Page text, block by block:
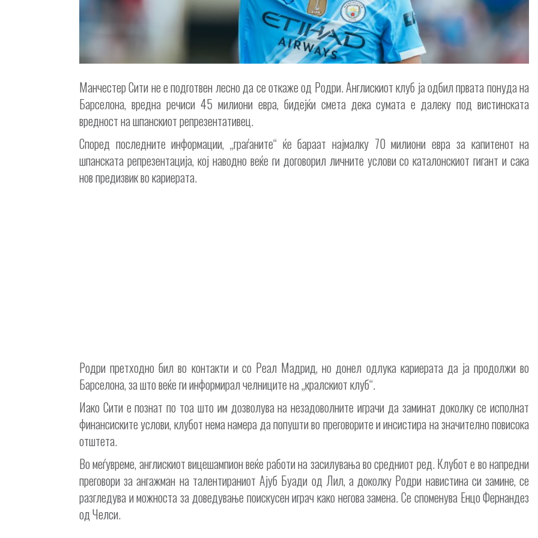
Манчестер Сити не е подготвен лесно да се откаже од Родри. Англискиот клуб ја одбил првата понуда на
Барселона, вредна речиси 45 милиони евра, бидејќи смета дека сумата е далеку под вистинската
вредност на шпанскиот репрезентативец.
Според последните информации, „граѓаните“ ќе бараат најмалку 70 милиони евра за капитенот на
шпанската репрезентација, кој наводно веќе ги договорил личните услови со каталонскиот гигант и сака
нов предизвик во кариерата.
Родри претходно бил во контакти и со Реал Мадрид, но донел одлука кариерата да ја продолжи во
Барселона, за што веќе ги информирал челниците на „кралскиот клуб“.
Иако Сити е познат по тоа што им дозволува на незадоволните играчи да заминат доколку се исполнат
финансиските услови, клубот нема намера да попушти во преговорите и инсистира на значително повисока
отштета.
Во меѓувреме, англискиот вицешампион веќе работи на засилувања во средниот ред. Клубот е во напредни
преговори за ангажман на талентираниот Ајуб Буади од Лил, а доколку Родри навистина си замине, се
разгледува и можноста за доведување поискусен играч како негова замена. Се споменува Енцо Фернандез
од Челси.